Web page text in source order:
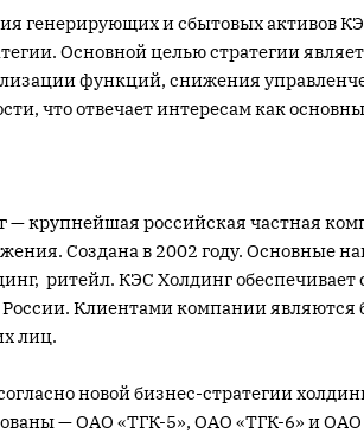
генерирующих и сбытовых активов
Основной целью стратегии
функций, снижения
что отвечает интересам как
— крупнейшая российская частная
Создана в 2002 году. Основные
ритейл. КЭС Холдинг
России. Клиентами компании
лиц.
новой бизнес-стратегии
— ОАО «ТГК-5», ОАО «ТГК-6» и